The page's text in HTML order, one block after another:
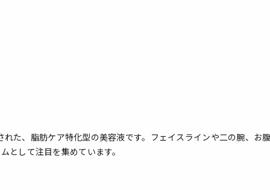
れた、脂肪ケア特化型の美容液です。フェイスラインや二の腕、お
として注目を集めています。